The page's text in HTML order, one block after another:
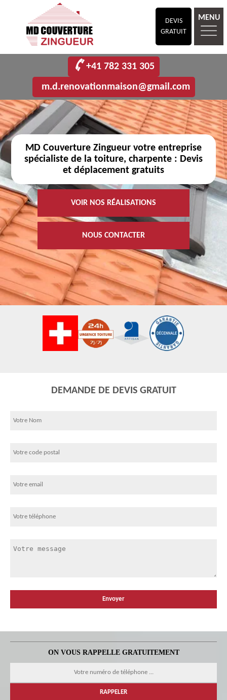
DEVIS
GRATUIT
MENU
+41 782 331 305
m.d.renovationmaison@gmail.com
MD Couverture Zingueur votre entreprise
spécialiste de la toiture, charpente : Devis
et déplacement gratuits
VOIR NOS RÉALISATIONS
NOUS CONTACTER
DEMANDE DE DEVIS GRATUIT
ON VOUS RAPPELLE GRATUITEMENT